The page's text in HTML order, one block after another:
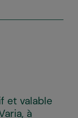
et valable
à